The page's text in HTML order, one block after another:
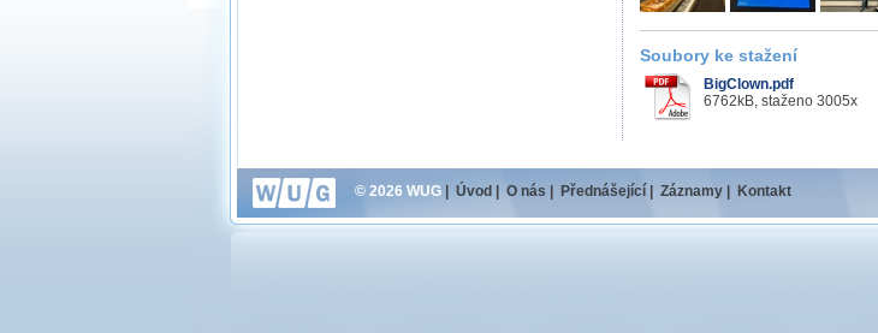
Soubory ke stažení
BigClown.pdf
6762kB, staženo 3005x
© 2026 WUG Úvod O nás Přednášející Záznamy Kontakt